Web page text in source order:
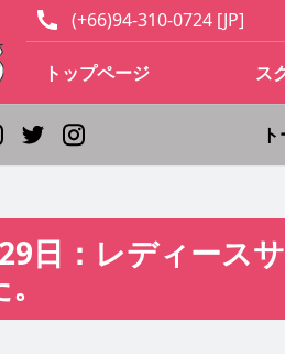
(+66)94-310-0724 [JP]
トップページ ス
日：レディース